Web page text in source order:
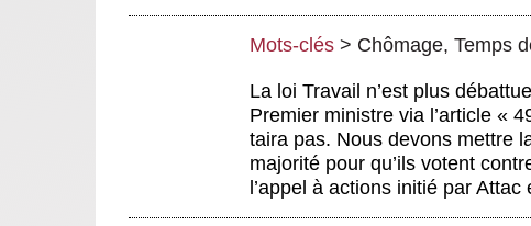
Mots-clés > Chômage, Temps
La loi Travail n’est plus
Premier ministre via l’article «
taira pas. Nous devons mettre
majorité pour qu’ils votent
l’appel à actions initié par Attac